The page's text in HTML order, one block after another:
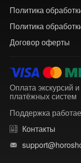
Политика
Политика
Договор оферты
Оплата экскурсий
платёжных систем
Поддержка
Контакты